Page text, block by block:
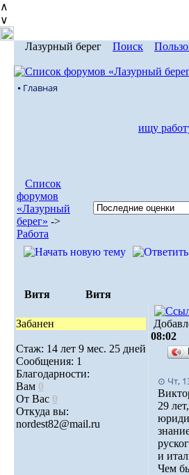
∧
∨
Лазурный берег Поиск
⦁ Главная
ищу
Список
форумов
«Лазурный
берег» ->
Работа
Витя Витя
Забанен
Стаж: 14 лет 9 мес. 25 дней
Сообщения: 1
Благодарности:
Вам 0
От Вас 0
Откуда вы:
nordest82@mail.ru
08:02
⊙ Чт,
29 лет,
и
Чем